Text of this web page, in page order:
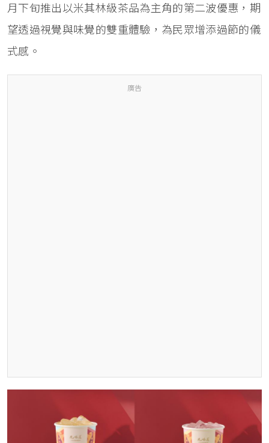
月下旬推出以米其林級茶品為主角的第二波優惠，期
望透過視覺與味覺的雙重體驗，為民眾增添過節的儀
式感。
廣告